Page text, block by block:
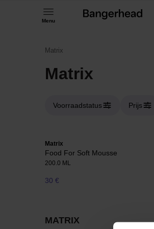
Menu
Matrix
Matrix
Voorraadstatus Prijs
Matrix
Food For Soft Mousse
200.0 ML
30 €
MATRIX